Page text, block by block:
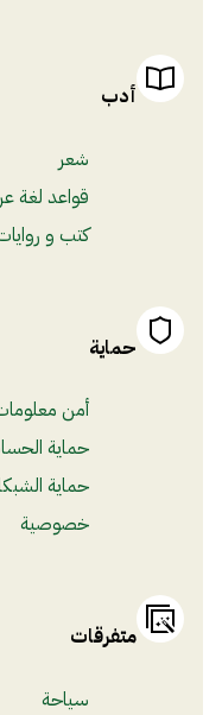
أدب
شعر
قواعد لغة
كتب و
حماية
أمن
حماية
حماية
خصوصية
متفرقات
سياحة